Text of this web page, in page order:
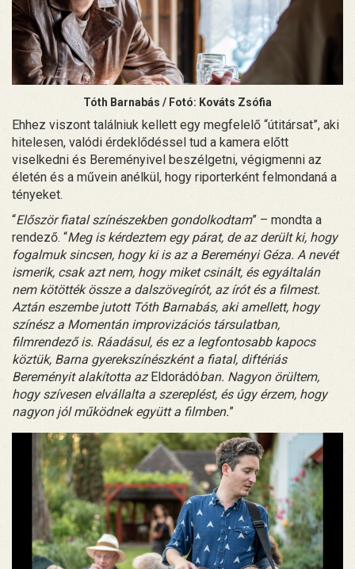
Tóth Barnabás / Fotó: Kováts Zsófia
Ehhez viszont találniuk kellett egy megfelelő “útitársat”, aki
hitelesen, valódi érdeklődéssel tud a kamera előtt
viselkedni és Bereményivel beszélgetni, végigmenni az
életén és a művein anélkül, hogy riporterként felmondaná a
tényeket.
“Először fiatal színészekben gondolkodtam” – mondta a
rendező. “Meg is kérdeztem egy párat, de az derült ki, hogy
fogalmuk sincsen, hogy ki is az a Bereményi Géza. A nevét
ismerik, csak azt nem, hogy miket csinált, és egyáltalán
nem kötötték össze a dalszövegírót, az írót és a filmest.
Aztán eszembe jutott Tóth Barnabás, aki amellett, hogy
színész a Momentán improvizációs társulatban,
filmrendező is. Ráadásul, és ez a legfontosabb kapocs
köztük, Barna gyerekszínészként a fiatal, diftériás
Bereményit alakította az Eldorádóban. Nagyon örültem,
hogy szívesen elvállalta a szereplést, és úgy érzem, hogy
nagyon jól működnek együtt a filmben.”